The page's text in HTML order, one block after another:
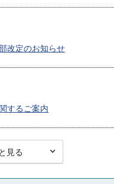
改定のお知らせ
するご案内
見る